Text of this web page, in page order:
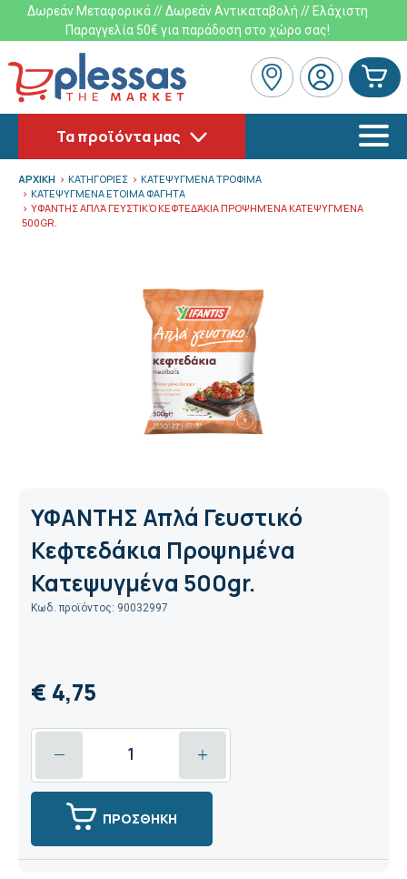
Δωρεάν Μεταφορικά // Δωρεάν Αντικαταβολή // Ελάχιστη
Παραγγελία 50€ για παράδοση στο χώρο σας!
Τα προϊόντα μας
ΑΡΧΙΚΗ ΚΑΤΗΓΟΡΙΕΣ
ΚΑΤΕΨΥΓΜΕΝΑ ΤΡΟΦΙΜΑ
ΚΑΤΕΨΥΓΜΕΝΑ ΕΤΟΙΜΑ ΦΑΓΗΤΑ
ΥΦΑΝΤΗΣ ΑΠΛΆ ΓΕΥΣΤΙΚΌ ΚΕΦΤΕΔΆΚΙΑ ΠΡΟΨΗΜΈΝΑ ΚΑΤΕΨΥΓΜΈΝΑ
500GR.
ΥΦΑΝΤΗΣ Απλά Γευστικό
Κεφτεδάκια Προψημένα
Κατεψυγμένα 500gr.
Κωδ. προϊόντος: 90032997
€ 4,75
ΠΡΟΣΘΗΚΗ